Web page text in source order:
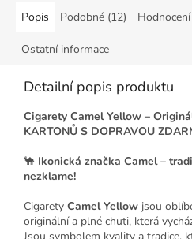
Popis Podobné (12) Hodnocení
Ostatní informace
Detailní popis produktu
Cigarety Camel Yellow –
KARTONŮ S DOPRAVOU
🐪 Ikonická značka Camel –
nezklame!
Cigarety Camel Yellow jsou
originální a plné chuti, která
Jsou symbolem kvality a tradice,